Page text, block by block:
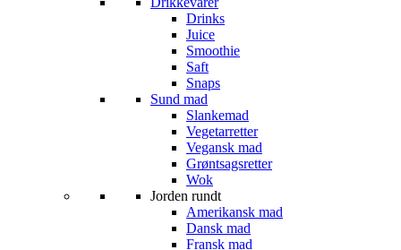
Drinks
Juice
Smoothie
Saft
Snaps
Sund mad
Slankemad
Vegetarretter
Vegansk mad
Grøntsagsretter
Wok
Jorden rundt
Amerikansk mad
Dansk mad
Fransk mad